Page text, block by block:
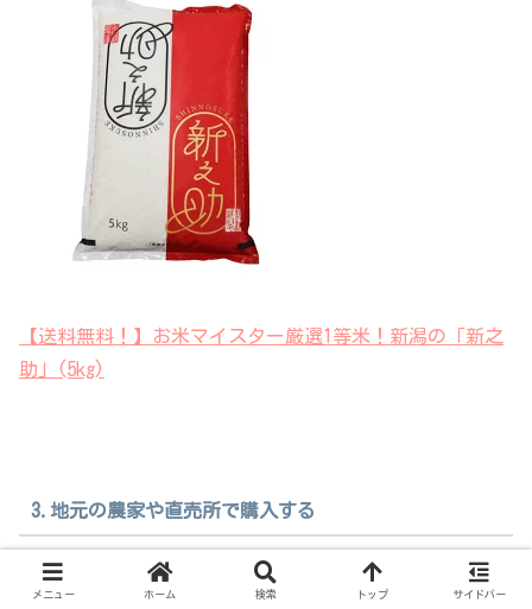
【送料無料！】お米マイスター厳選1等米！新潟の「新之
助」(5kg)
3.地元の農家や直売所で購入する
スーパーよりも新鮮で安いお米が手に入ることがありま
メニュー ホーム 検索 トップ サイドバー